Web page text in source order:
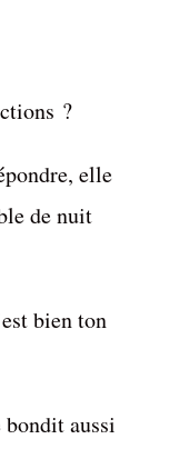
?
elle
de nuit
bien ton
bondit aussi